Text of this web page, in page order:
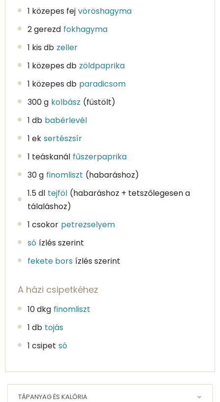
1 közepes fej vöröshagyma
2 gerezd fokhagyma
1 kis db zeller
1 közepes db zöldpaprika
1 közepes db paradicsom
300 g kolbász (füstölt)
1 db babérlevél
1 ek sertészsír
1 teáskanál fűszerpaprika
30 g finomliszt (habaráshoz)
1.5 dl tejföl (habaráshoz + tetszőlegesen a
tálaláshoz)
1 csokor petrezselyem
só ízlés szerint
fekete bors ízlés szerint
A házi csipetkéhez
10 dkg finomliszt
1 db tojás
1 csipet só
TÁPANYAG ÉS KALÓRIA